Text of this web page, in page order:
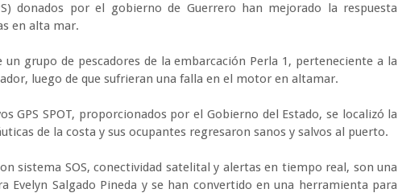
donados por el gobierno de Guerrero han mejorado la respuesta
en alta mar.
grupo de pescadores de la embarcación Perla 1, perteneciente a la
luego de que sufrieran una falla en el motor en altamar.
GPS SPOT, proporcionados por el Gobierno del Estado, se localizó la
de la costa y sus ocupantes regresaron sanos y salvos al puerto.
sistema SOS, conectividad satelital y alertas en tiempo real, son una
Evelyn Salgado Pineda y se han convertido en una herramienta para